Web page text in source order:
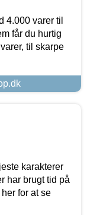
4.000 varer til
får du hurtig
til skarpe
karakterer
har brugt tid på
for at se